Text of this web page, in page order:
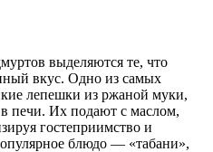
выделяются те, что
вкус. Одно из самых
лепешки из ржаной муки,
печи. Их подают с маслом,
гостеприимство и
блюдо — «табани»,